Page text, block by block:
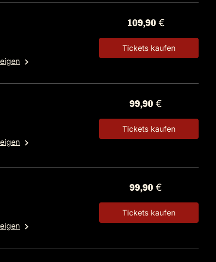
109,90 €
Tickets kaufen
99,90 €
Tickets kaufen
99,90 €
Tickets kaufen